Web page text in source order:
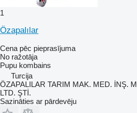
1
Özapalılar
Cena pēc pieprasījuma
No ražotāja
Pupu kombains
Turcija
ÖZAPALILAR TARIM MAK. MED. İNŞ.
LTD. ŞTİ.
Sazināties ar pārdevēju